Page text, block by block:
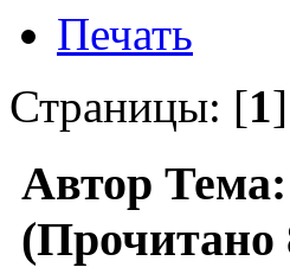
Печать
Страницы: [1]
Автор
(Прочитано